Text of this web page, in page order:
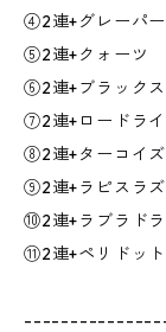
④2連+グレー
⑤2連+クォ
⑥2連+ブラック
⑦2連+ロードラ
⑧2連+ターコ
⑨2連+ラピス
⑩2連+ラブラド
⑪2連+ペリド